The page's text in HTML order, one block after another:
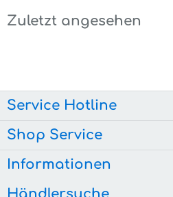
Zuletzt angesehen
Service Hotline
Shop Service
Informationen